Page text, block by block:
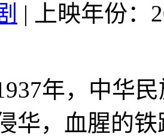
|
上映年份：
中华民族
华，血腥的